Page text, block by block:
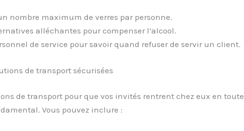
nombre maximum de verres par personne.
alléchantes pour compenser l’alcool.
de service pour savoir quand refuser de servir un client.
de transport sécurisées
de transport pour que vos invités rentrent chez eux en toute
Vous pouvez inclure :